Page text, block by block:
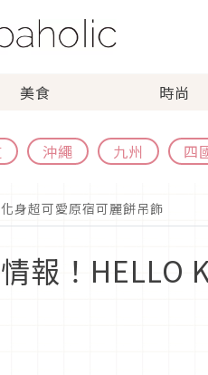
美食 時尚
沖繩 九州 四
身超可愛原宿可麗餅吊飾
報！HELLO